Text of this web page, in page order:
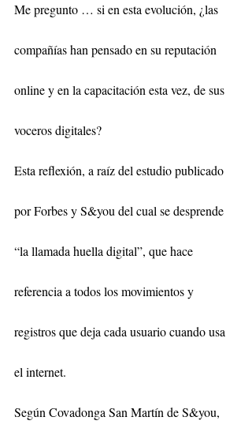
Me pregunto … si en esta evolución, ¿las
compañías han pensado en su reputación
online y en la capacitación esta vez, de sus
voceros digitales?
Esta reflexión, a raíz del estudio publicado
por Forbes y S&you del cual se desprende
“la llamada huella digital”, que hace
referencia a todos los movimientos y
registros que deja cada usuario cuando usa
el internet.
Según Covadonga San Martín de S&you,